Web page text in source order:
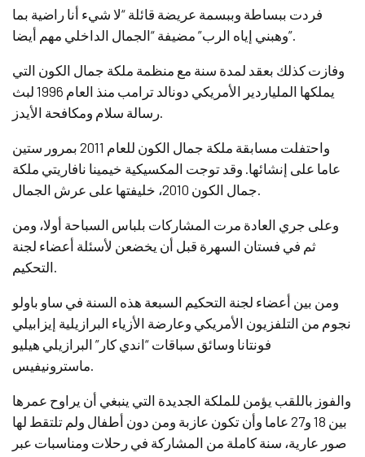
فردت ببساطة وببسمة عريضة قائلة “لا شيء أنا راضية بما
وهبني إياه الرب” مضيفة “الجمال الداخلي مهم أيضا”.
وفازت كذلك بعقد لمدة سنة مع منظمة ملكة جمال الكون التي
يملكها الملياردير الأمريكي دونالد ترامب منذ العام 1996 لبث
واحتفلت مسابقة ملكة جمال الكون للعام 2011 بمرور ستين
عاما على إنشائها. وقد توجت المكسيكية خيمينا نافاريتي ملكة
وعلى جري العادة مرت المشاركات بلباس السباحة أولا، ومن
ثم في فستان السهرة قبل أن يخضعن لأسئلة أعضاء لجنة
ومن بين أعضاء لجنة التحكيم السبعة هذه السنة في ساو باولو
نجوم من التلفزيون الأمريكي وعارضة الأزياء البرازيلية إيزابيلي
فونتانا وسائق سباقات “اندي كار” البرازيلي هيليو
والفوز باللقب يؤمن للملكة الجديدة التي ينبغي أن يراوح عمرها
بين 18 و27 عاما وأن تكون عازبة ومن دون أطفال ولم تلتقط لها
صور عارية، سنة كاملة من المشاركة في رحلات ومناسبات عبر